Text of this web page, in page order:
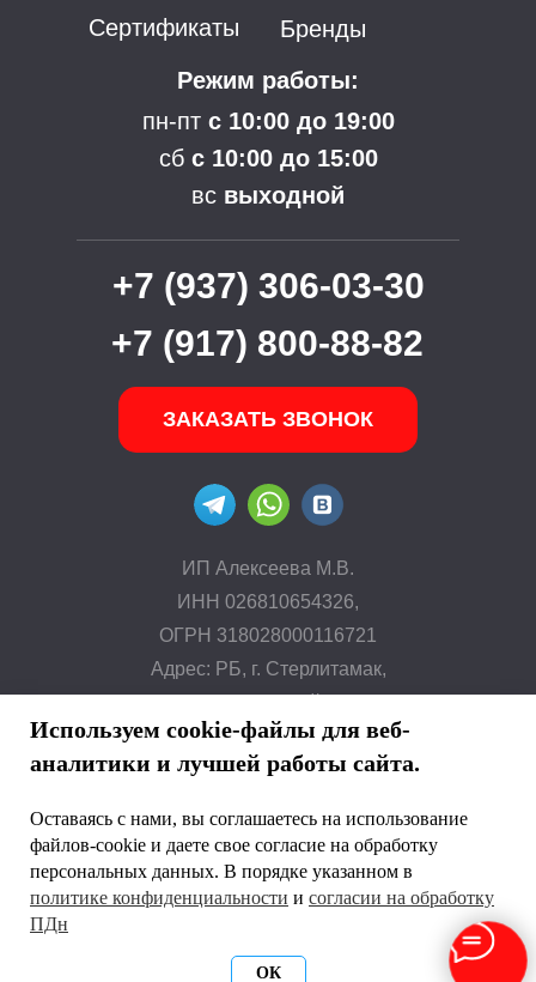
ВКЛИМАТЕ.рф © 2014 г.
Все права защищены. Копирование и
использование информации с сайта
без согласия владельца запрещены
и преследуется по закону
Согласие на обработку ПДн
Бренды
+7 (937) 306-03-30
ЗАКАЗАТЬ ЗВОНОК
Режим работы:
пн-пт с 10:00 до 19:00
сб с 10:00 до 15:00
вс выходной
Сертификаты
ИП Алексеева М.В.
ИНН 026810654326,
ОГРН 318028000116721
Адрес: РБ, г. Стерлитамак,
+7 (917) 800-88-82
Используем cookie-файлы для веб-
аналитики и лучшей работы сайта.
Оставаясь с нами, вы соглашаетесь на использование
файлов-cookie и даете свое согласие на обработку
персональных данных. В порядке указанном в
политике конфиденциальности и согласии на обработку
ПДн
ОК